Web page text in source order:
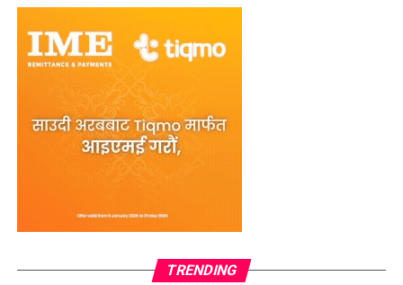
पुस्तालाई राष्ट्रिय झण्डाको महत्व, नेपाली मौलिक कला र सांस्कृतिक
सम्पदाप्रति थप सचेत बनाउने प्रयास पनि हो।
एक सातासम्म सञ्चालन भएको यस महोत्सवले कला पारखी र सर्वसाधारण
दुवैबाट उत्साहजनक प्रतिक्रिया पाएको आयोजकले जनाएको छ।
TRENDING